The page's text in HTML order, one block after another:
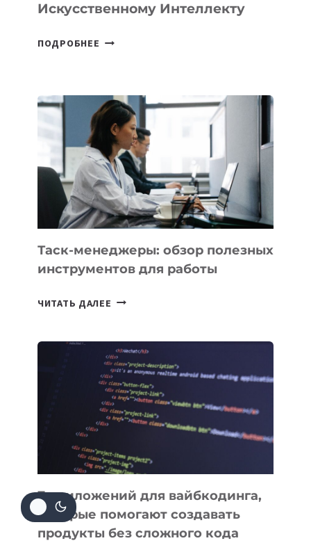
Искусственному Интеллекту
ПОДРОБНЕЕ
НОВЫЕ
ПРЕДМЕТЫ
ПО
ИСКУССТВЕННОМУ
ИНТЕЛЛЕКТУ
Таск-менеджеры: обзор полезных
инструментов для работы
ЧИТАТЬ ДАЛЕЕ ТАСК-
ПОЛЕЗНЫХ
ИНСТРУМЕНТОВ
ДЛЯ
РАБОТЫ
7 приложений для вайбкодинга,
которые помогают создавать
продукты без сложного кода